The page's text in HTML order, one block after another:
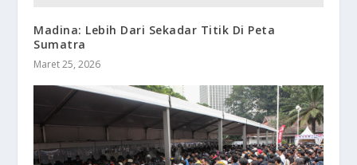
Madina: Lebih Dari Sekadar Titik Di Peta
Sumatra
Maret 25, 2026